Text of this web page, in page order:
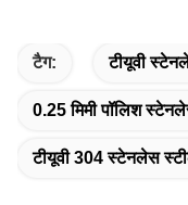
टैग: टीयूवी
0.25 मिमी पॉलिश
टीयूवी 304 स्टेनलेस